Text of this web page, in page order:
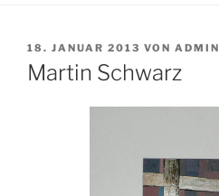
VERÖFFENTLICHT
AM
18. JANUAR 2013 VON ADMIN
Martin Schwarz